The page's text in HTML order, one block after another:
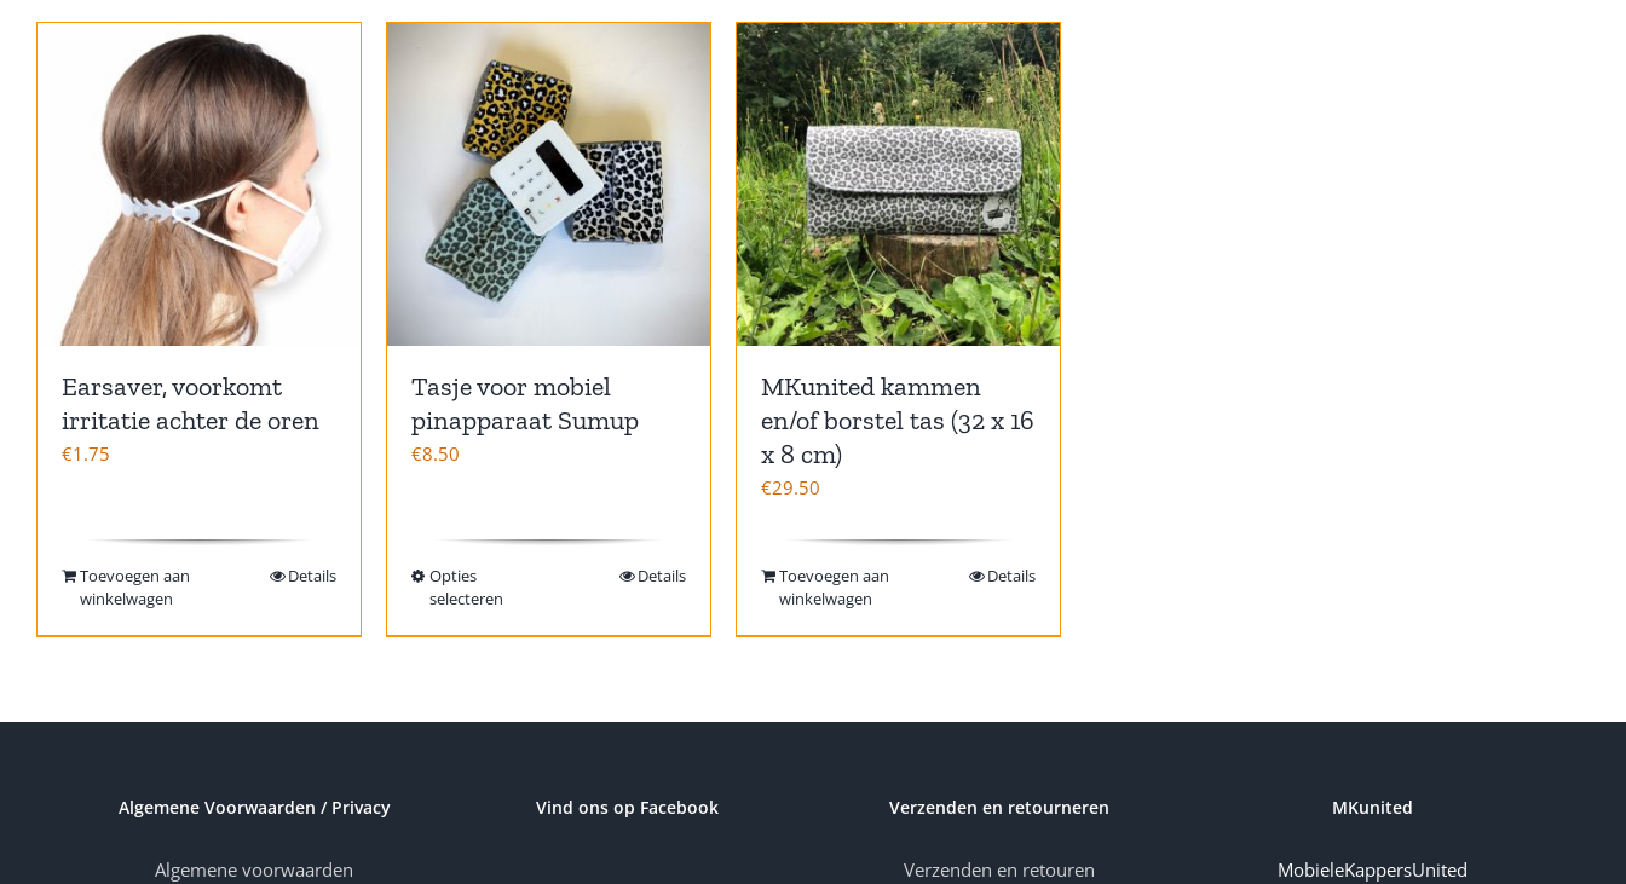
Earsaver, voorkomt
irritatie achter de oren
€1.75
Toevoegen aan
winkelwagen
Details
Tasje voor mobiel
pinapparaat Sumup
€8.50
Opties
selecteren
Details
MKunited kammen
en/of borstel tas (32 x 16
x 8 cm)
€29.50
Toevoegen aan
winkelwagen
Details
Algemene Voorwaarden / Privacy
Algemene voorwaarden
Vind ons op Facebook Verzenden en retourneren
Verzenden en retouren
MKunited
MobieleKappersUnited